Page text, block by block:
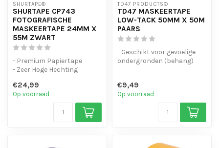
SHURTAPE®
SHURTAPE CP743
FOTOGRAFISCHE
MASKEERTAPE 24MM X
55M ZWART
- Premium Papiertape
- Zeer Hoge Hechting
fotografische M...
€24,99
Op voorraad
TD47 PRODUCTS®
TD47 MASKEERTAPE
LOW-TACK 50MM X 50M
PAARS
- Geschikt voor gevoelige
ondergronden (behang)
€9,49
Op voorraad